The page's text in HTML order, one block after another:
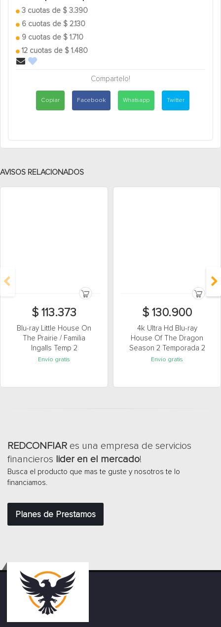
3 cuotas de $ 3.390
6 cuotas de $ 2.130
9 cuotas de $ 1.710
12 cuotas de $ 1.480
Compartelo!
Copiar Facebook Whatsapp Twitter
AVISOS RELACIONADOS
$ 113.373
Blu-ray Little House On
The Prairie / Familia
Ingalls Temp 2
Envío gratis
$ 130.900
4k Ultra Hd Blu-ray
House Of The Dragon
Season 2 Temporada 2
Envío gratis
REDCONFIAR es una empresa de servicios
financieros lider en el mercado!
Busca el producto que mas te guste y nosotros te lo
financiamos.
Planes de Prestamos